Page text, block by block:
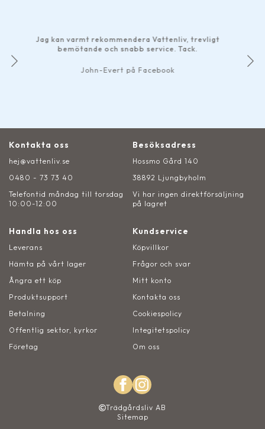
Jag kan varmt rekommendera Vattenliv, trevligt
bemötande och snabb service. Tack.
John-Evert på Facebook
Kontakta oss
hej@vattenliv.se
0480 - 73 73 40
Telefontid måndag till torsdag
10:00-12:00
Besöksadress
Hossmo Gård 140
38892 Ljungbyholm
Vi har ingen direktförsäljning
på lagret
Handla hos oss
Leverans
Hämta på vårt lager
Ångra ett köp
Produktsupport
Betalning
Offentlig sektor, kyrkor
Företag
Kundservice
Köpvillkor
Frågor och svar
Mitt konto
Kontakta oss
Cookiespolicy
Integitetspolicy
Om oss
Trädgårdsliv AB
Sitemap